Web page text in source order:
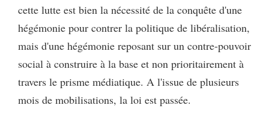
cette lutte est bien la nécessité de la conquête d'une
hégémonie pour contrer la politique de libéralisation,
mais d'une hégémonie reposant sur un contre-pouvoir
social à construire à la base et non prioritairement à
travers le prisme médiatique. A l'issue de plusieurs
mois de mobilisations, la loi est passée.